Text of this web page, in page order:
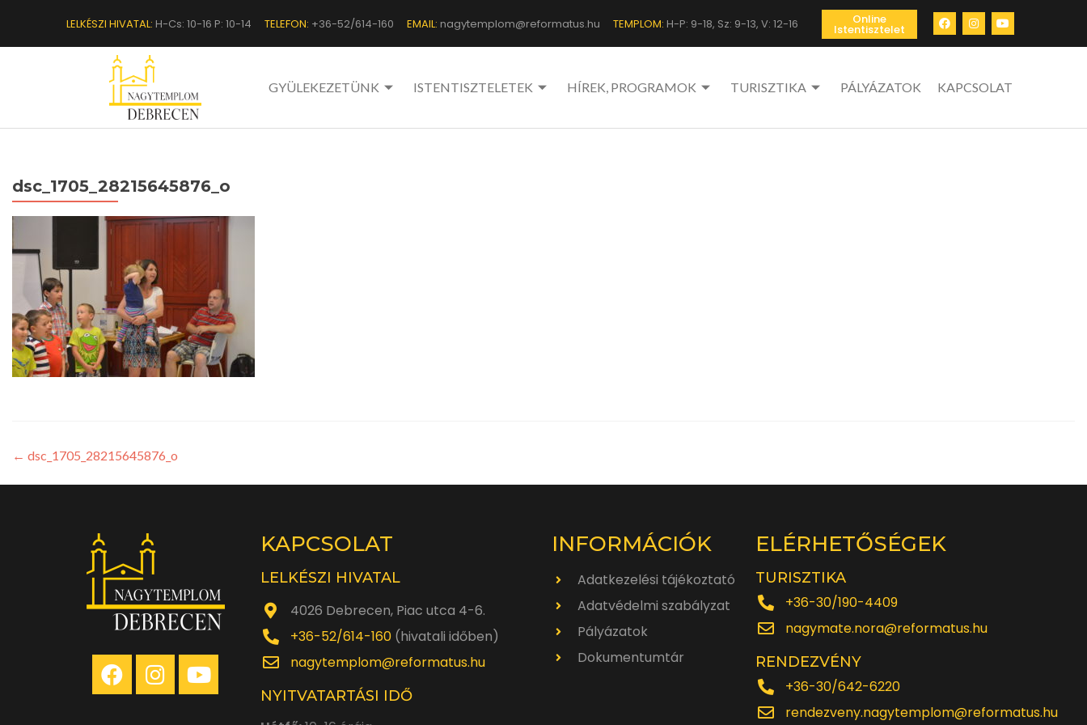
LELKÉSZI HIVATAL: H-Cs: 10-16 P: 10-14 TELEFON: +36-52/614-160 EMAIL: nagytemplom@reformatus.hu TEMPLOM: H-P: 9-18, Sz: 9-13, V: 12-16 Online
Istentisztelet
GYÜLEKEZETÜNK ISTENTISZTELETEK HÍREK, PROGRAMOK TURISZTIKA PÁLYÁZATOK KAPCSOLAT
dsc_1705_28215645876_o
← dsc_1705_28215645876_o
KAPCSOLAT
LELKÉSZI HIVATAL
4026 Debrecen, Piac utca 4-6.
+36-52/614-160 (hivatali időben)
nagytemplom@reformatus.hu
NYITVATARTÁSI IDŐ
INFORMÁCIÓK
Adatkezelési tájékoztató
Adatvédelmi szabályzat
Pályázatok
Dokumentumtár
ELÉRHETŐSÉGEK
TURISZTIKA
+36-30/190-4409
nagymate.nora@reformatus.hu
RENDEZVÉNY
+36-30/642-6220
rendezveny.nagytemplom@reformatus.hu